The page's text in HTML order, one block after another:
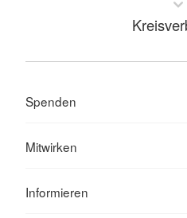
Spenden
Mitwirken
Informieren